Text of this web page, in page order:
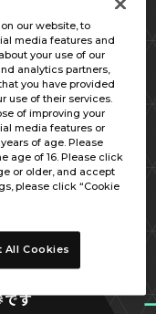
愛知県
1,197機
がとう
がとう
がとう
静岡県
です
our website, to
media features and
your use of our
analytics partners,
you have provided
use of their services.
of improving your
media features or
of age. Please
age of 16. Please click
or older, and accept
please click “Cookie
All Cookies